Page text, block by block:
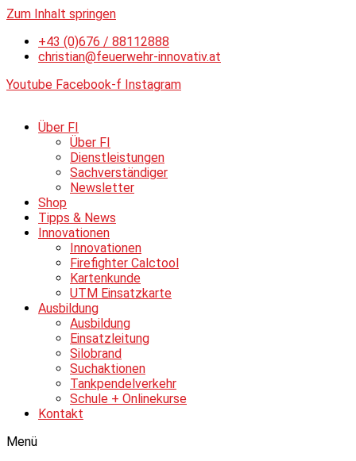
Zum Inhalt springen
+43 (0)676 / 88112888
christian@feuerwehr-innovativ.at
Youtube Facebook-f Instagram
Über FI
Über FI
Dienstleistungen
Sachverständiger
Newsletter
Shop
Tipps & News
Innovationen
Innovationen
Firefighter Calctool
Kartenkunde
UTM Einsatzkarte
Ausbildung
Ausbildung
Einsatzleitung
Silobrand
Suchaktionen
Tankpendelverkehr
Schule + Onlinekurse
Kontakt
Menü